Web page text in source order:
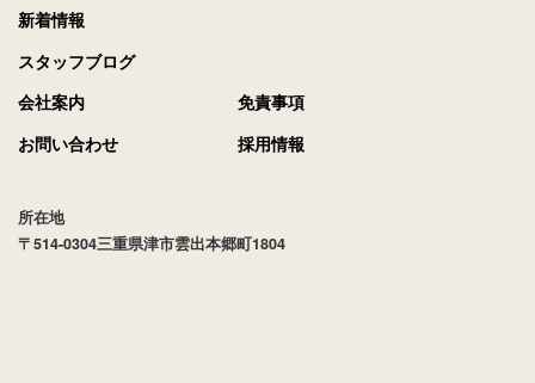
新着情報
スタッフブログ
会社案内
お問い合わせ
免責事項
採用情報
所在地
〒514-0304三重県津市雲出本郷町1804